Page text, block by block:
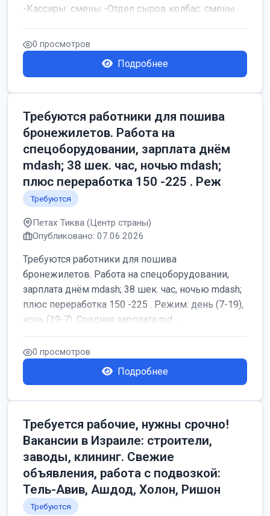
-Кассиры: смены -Отдел сыров колбас: смены
0 просмотров
Подробнее
Требуются работники для пошива
бронежилетов. Работа на
спецоборудовании, зарплата днём
mdash; 38 шек. час, ночью mdash;
плюс переработка 150 -225 . Реж
Требуются
Петах Тиква (Центр страны)
Опубликовано: 07.06.2026
Требуются работники для пошива
бронежилетов. Работа на спецоборудовании,
зарплата днём mdash; 38 шек. час, ночью mdash;
плюс переработка 150 -225 . Режим: день (7-19),
ночь (19-7). Средняя зарплата md...
0 просмотров
Подробнее
Требуется рабочие, нужны срочно!
Вакансии в Израиле: строители,
заводы, клининг. Свежие
объявления, работа с подвозкой:
Тель-Авив, Ашдод, Холон, Ришон
Требуются